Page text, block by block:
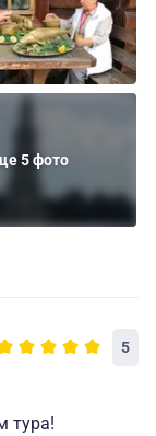
5 фото
5
тура!